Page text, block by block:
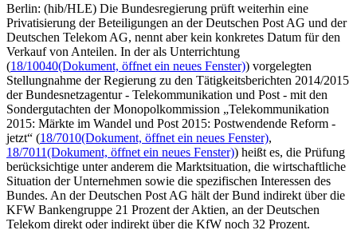
Berlin: (hib/HLE) Die Bundesregierung prüft weiterhin eine
Privatisierung der Beteiligungen an der Deutschen Post AG und der
Deutschen Telekom AG, nennt aber kein konkretes Datum für den
Verkauf von Anteilen. In der als Unterrichtung
(18/10040(Dokument, öffnet ein neues Fenster)) vorgelegten
Stellungnahme der Regierung zu den Tätigkeitsberichten 2014/2015
der Bundesnetzagentur - Telekommunikation und Post - mit den
Sondergutachten der Monopolkommission „Telekommunikation
2015: Märkte im Wandel und Post 2015: Postwendende Reform -
jetzt“ (18/7010(Dokument, öffnet ein neues Fenster),
18/7011(Dokument, öffnet ein neues Fenster)) heißt es, die Prüfung
berücksichtige unter anderem die Marktsituation, die wirtschaftliche
Situation der Unternehmen sowie die spezifischen Interessen des
Bundes. An der Deutschen Post AG hält der Bund indirekt über die
KFW Bankengruppe 21 Prozent der Aktien, an der Deutschen
Telekom direkt oder indirekt über die KfW noch 32 Prozent.